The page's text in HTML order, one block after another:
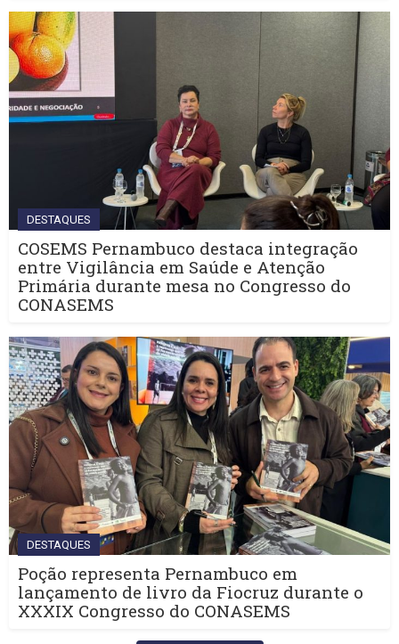
DESTAQUES
COSEMS Pernambuco destaca integração
entre Vigilância em Saúde e Atenção
Primária durante mesa no Congresso do
CONASEMS
DESTAQUES
Poção representa Pernambuco em
lançamento de livro da Fiocruz durante o
XXXIX Congresso do CONASEMS